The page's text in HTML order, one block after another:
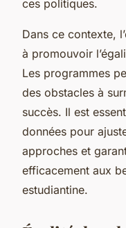
ces politiques.
Dans ce contexte,
à promouvoir
Les programmes
des obstacles à
succès. Il est
données pour
approches et
efficacement aux
estudiantine.